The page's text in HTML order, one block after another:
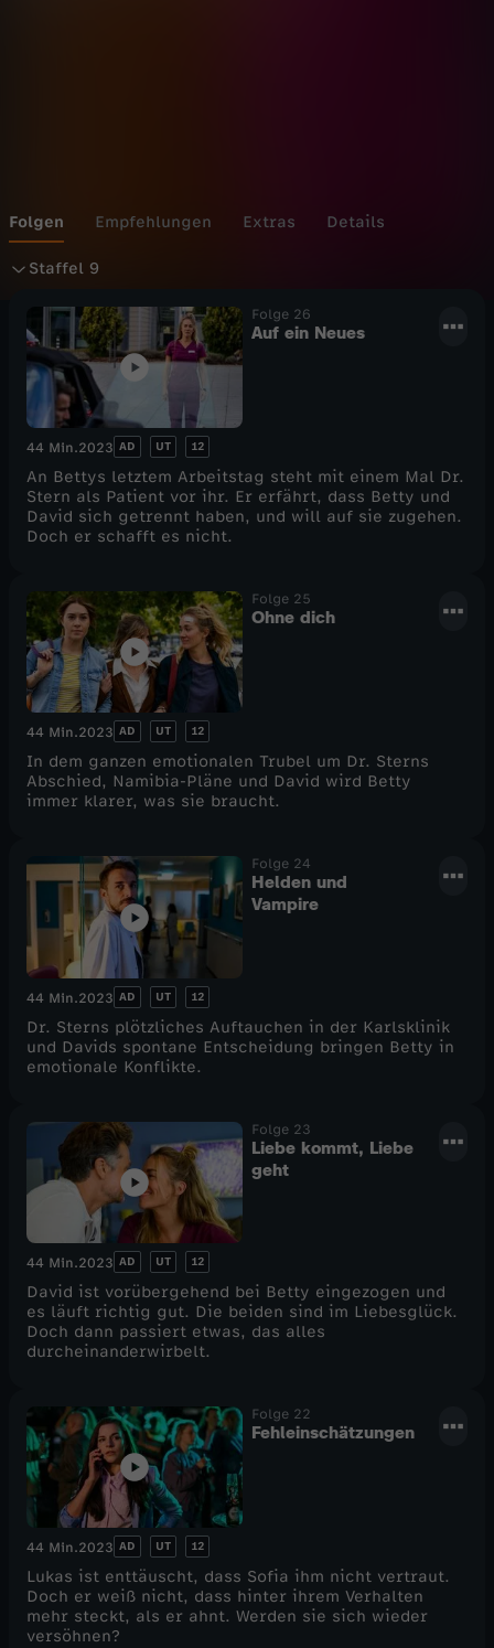
n
e
Folgen Empfehlungen Extras Details
Staffel 9
S
Folge 26
Auf ein Neues
44 Min.2023 AD UT 12
An Bettys letztem Arbeitstag steht mit einem Mal Dr.
Stern als Patient vor ihr. Er erfährt, dass Betty und
David sich getrennt haben, und will auf sie zugehen.
Doch er schafft es nicht.
Folge 25
Ohne dich
44 Min.2023 AD UT 12
In dem ganzen emotionalen Trubel um Dr. Sterns
Abschied, Namibia-Pläne und David wird Betty
immer klarer, was sie braucht.
Folge 24
Helden und
Vampire
44 Min.2023 AD UT 12
Dr. Sterns plötzliches Auftauchen in der Karlsklinik
und Davids spontane Entscheidung bringen Betty in
emotionale Konflikte.
Folge 23
Liebe kommt, Liebe
geht
44 Min.2023 AD UT 12
David ist vorübergehend bei Betty eingezogen und
es läuft richtig gut. Die beiden sind im Liebesglück.
Doch dann passiert etwas, das alles
durcheinanderwirbelt.
Folge 22
Fehleinschätzungen
44 Min.2023 AD UT 12
Lukas ist enttäuscht, dass Sofia ihm nicht vertraut.
Doch er weiß nicht, dass hinter ihrem Verhalten
mehr steckt, als er ahnt. Werden sie sich wieder
versöhnen?